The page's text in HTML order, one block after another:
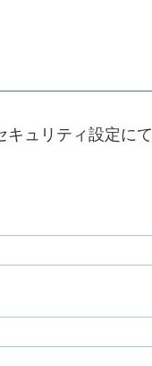
キュリティ設定にて